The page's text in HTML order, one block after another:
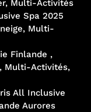
Multi-Activités
Spa 2025
Multi-
Finlande ,
Multi-Activités,
All Inclusive
Aurores